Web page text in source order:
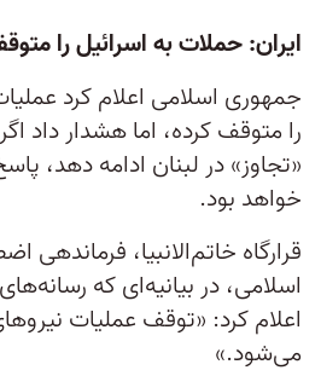
ایران: حملات به اسرائیل را
جمهوری اسلامی اعلام کرد
را متوقف کرده، اما هشدار داد
«تجاوز» در لبنان ادامه دهد،
خواهد بود.
قرارگاه خاتم‌الانبیا،
اسلامی، در بیانیه‌ای که
اعلام کرد: «توقف عملیات
می‌شود.»